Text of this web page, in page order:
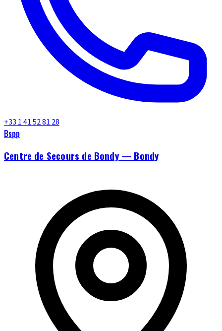
+33 1 41 52 81 28
Bspp
Centre de Secours de Bondy — Bondy